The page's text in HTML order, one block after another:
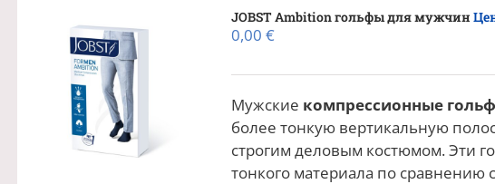
JOBST Ambition гольфы для мужчин
0,00€
Мужские компрессионные
более тонкую вертикальную
строгим деловым костюмом. Эти
тонкого материала по сравнению